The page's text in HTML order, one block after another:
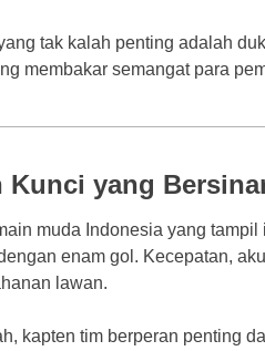
tak kalah penting adalah
membakar semangat para
Kunci yang
muda Indonesia yang
enam gol. Kecepatan,
lawan.
kapten tim berperan penting